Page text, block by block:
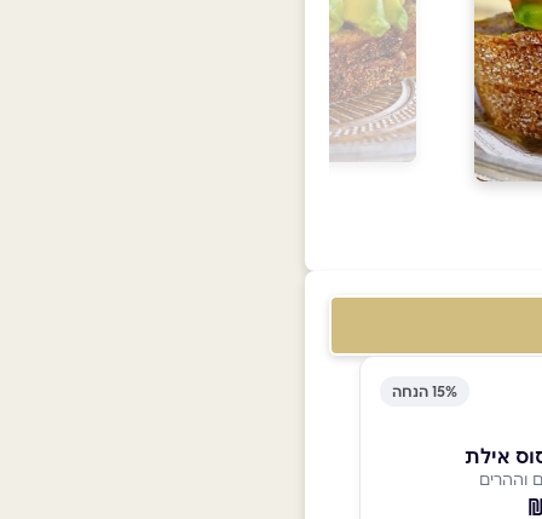
15% הנחה
אילת
וההרים